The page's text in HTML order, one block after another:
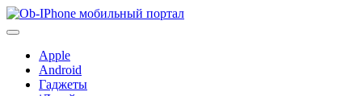
Перейти
к
Apple
Android
Гаджеты